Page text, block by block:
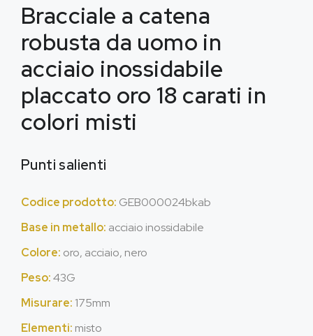
Bracciale a catena
robusta da uomo in
acciaio inossidabile
placcato oro 18 carati in
colori misti
Punti salienti
Codice prodotto: GEB000024bkab
Base in metallo: acciaio inossidabile
Colore: oro, acciaio, nero
Peso:43G
Misurare: 175mm
Elementi: misto